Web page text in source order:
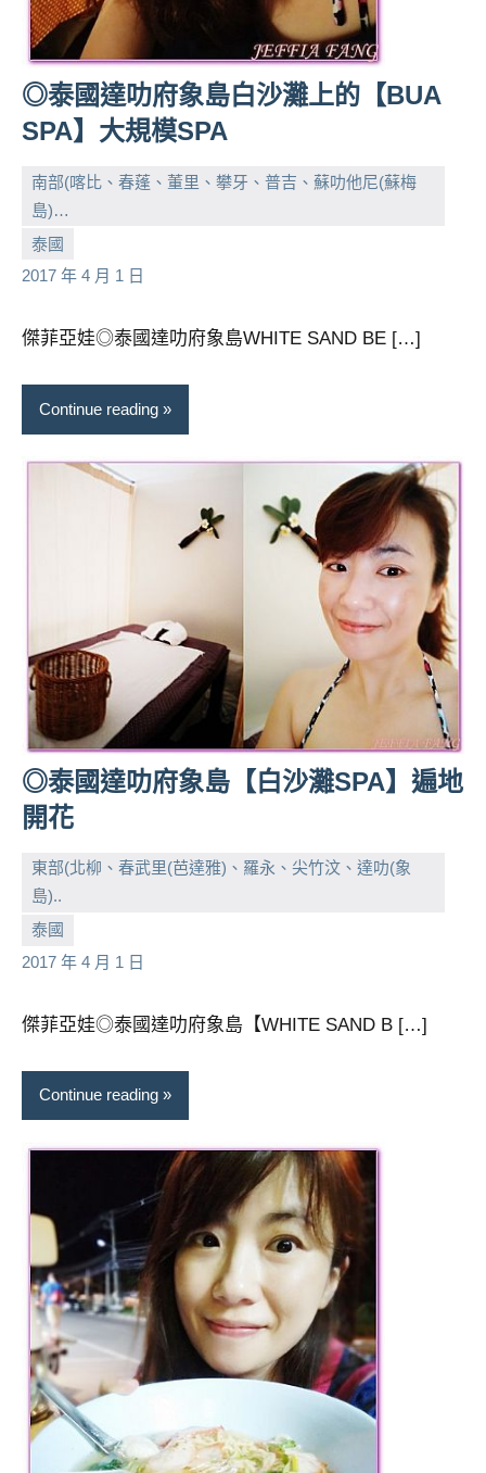
動
主
持、
學
校
企
講
座、
部
落
旅
人
對
象。
★
◎泰國達叻府象島白沙灘上的【BUA
SPA】大規模SPA
南部(喀比、春蓬、董里、攀牙、普吉、蘇叻他尼(蘇梅
島)…
泰國
2017 年 4 月 1 日
小
芳
No
comments
傑菲亞娃◎泰國達叻府象島WHITE SAND BE […]
Continue reading
◎泰國達叻府象島【白沙灘SPA】遍地
開花
東部(北柳、春武里(芭達雅)、羅永、尖竹汶、達叻(象
島)..
泰國
2017 年 4 月 1 日
小
芳
No
comments
傑菲亞娃◎泰國達叻府象島【WHITE SAND B […]
Continue reading